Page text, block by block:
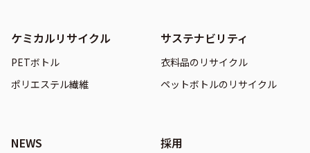
ケミカルリサイクル
PETボトル
ポリエステル繊維
サステナビリティ
衣料品のリサイクル
ペットボトルのリサイクル
NEWS 採用